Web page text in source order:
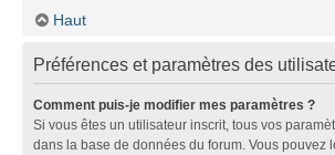
Haut
Préférences et paramètres des
Comment puis-je modifier mes paramètres ?
Si vous êtes un utilisateur inscrit, tous vos
dans la base de données du forum. Vous pouvez